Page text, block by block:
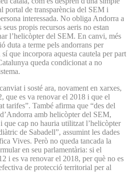
portal de transparència del SEM i
interessada. No obliga Andorra a
propis recursos aeris no estan
l’helicòpter del SEM. En canvi, més
duta a terme pels andorrans per
sí que incorpora aquesta cautela per part
queda condicionat a no
i sosté ara, novament en xarxes,
que es va renovar el 2018 i que el
tarifes”. També afirma que “des del
amb helicòpter del SEM,
que cap no hauria utilitzat l’helicòpter
de Sabadell”, assumint les dades
Vives. Però no queda tancada la
en seu parlamentària: si el
i es va renovar el 2018, per què no es
de protecció territorial per al